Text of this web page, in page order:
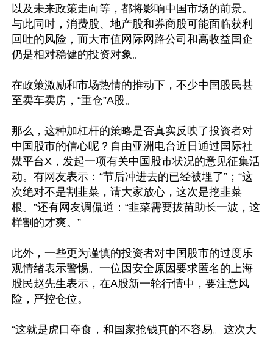
以及未来政策走向等，都将影响中国市场的前景。
与此同时，消费股、地产股和券商股可能面临获利
回吐的风险，而大市值网际网路公司和高收益国企
仍是相对稳健的投资对象。
在政策激励和市场热情的推动下，不少中国股民甚
至卖车卖房，“重仓”A股。
那么，这种加杠杆的策略是否真实反映了投资者对
中国股市的信心呢？自由亚洲电台近日通过国际社
媒平台X，发起一项有关中国股市状况的意见征集活
动。有网友表示：“节后冲进去的已经被埋了”；“这
次绝对不是割韭菜，请大家放心，这次是挖韭菜
根。”还有网友调侃道：“韭菜需要拔苗助长一波，这
样割的才爽。”
此外，一些更为谨慎的投资者对中国股市的过度乐
观情绪表示警惕。一位因安全原因要求匿名的上海
股民赵先生表示，在A股新一轮行情中，要注意风
险，严控仓位。
“这就是虎口夺食，和国家抢钱真的不容易。这次大